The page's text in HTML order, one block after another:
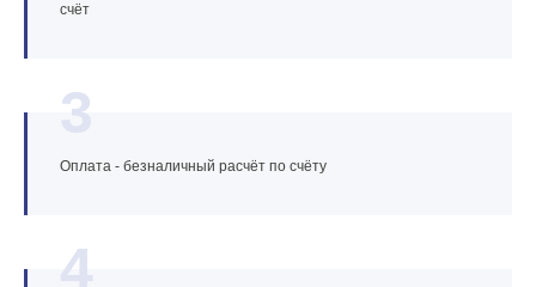
счёт
3
Оплата - безналичный расчёт по счёту
4